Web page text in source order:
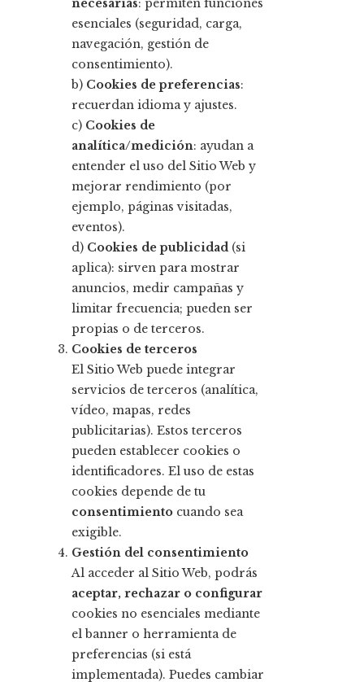
necesarias: permiten funciones
esenciales (seguridad, carga,
navegación, gestión de
consentimiento).
b) Cookies de preferencias:
recuerdan idioma y ajustes.
c) Cookies de
analítica/medición: ayudan a
entender el uso del Sitio Web y
mejorar rendimiento (por
ejemplo, páginas visitadas,
eventos).
d) Cookies de publicidad (si
aplica): sirven para mostrar
anuncios, medir campañas y
limitar frecuencia; pueden ser
propias o de terceros.
Cookies de terceros
El Sitio Web puede integrar
servicios de terceros (analítica,
vídeo, mapas, redes
publicitarias). Estos terceros
pueden establecer cookies o
identificadores. El uso de estas
cookies depende de tu
consentimiento cuando sea
exigible.
Gestión del consentimiento
Al acceder al Sitio Web, podrás
aceptar, rechazar o configurar
cookies no esenciales mediante
el banner o herramienta de
preferencias (si está
implementada). Puedes cambiar